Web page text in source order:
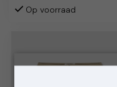
Op voorraad